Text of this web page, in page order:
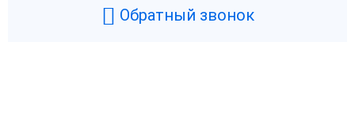
Обратный звонок